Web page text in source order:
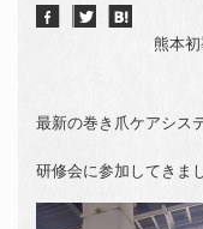
熊本
最新の巻き爪ケアシス
研修会に参加してきま